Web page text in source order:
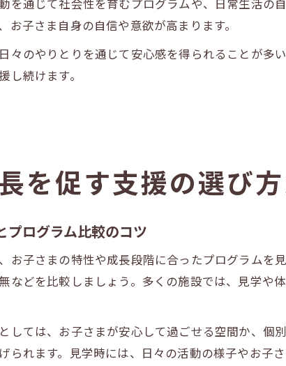
を通じて社会性を育むプログラムや、日常生活の
お子さま自身の自信や意欲が高まります。
々のやりとりを通じて安心感を得られることが多
し続けます。
を促す支援の選び
プログラム比較のコツ
お子さまの特性や成長段階に合ったプログラム
などを比較しましょう。多くの施設では、見学
しては、お子さまが安心して過ごせる空間か、
られます。見学時には、日々の活動の様子やお子